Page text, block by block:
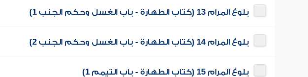
بلوغ المرام 13 (كتاب الطهارة - باب الغسل وحكم الجنب 1)
بلوغ المرام 14 (كتاب الطهارة - باب الغسل وحكم الجنب 2)
بلوغ المرام 15 (كتاب الطهارة - باب التيمم 1)